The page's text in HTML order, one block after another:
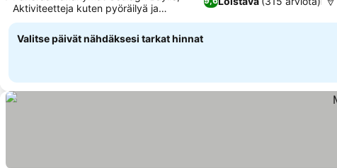
Aktiviteetteja kuten pyöräilyä ja
kalastusta
Valitse päivät nähdäksesi tarkat hinnat